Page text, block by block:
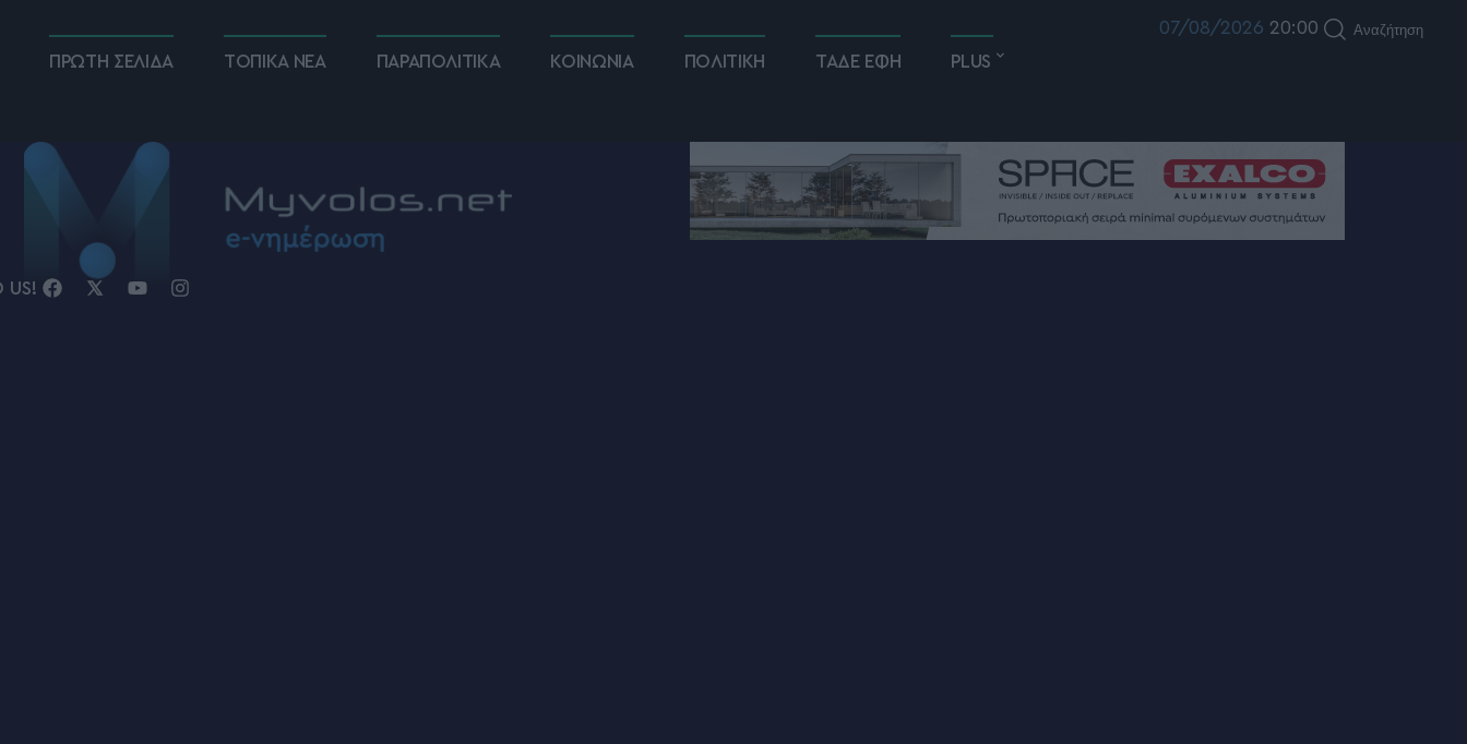
ΠΡΩΤΗ ΣΕΛΙΔΑ ΤΟΠΙΚΑ ΝΕΑ ΠΑΡΑΠΟΛΙΤΙΚΑ ΚΟΙΝΩΝΙΑ ΠΟΛΙΤΙΚΗ ΤΑΔΕ ΕΦΗ PLUS
07/08/2026 20:00 Αναζήτηση
US!